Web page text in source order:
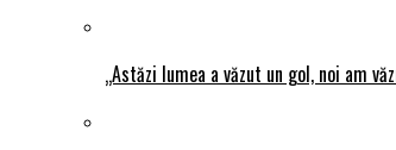
„Astăzi lumea a văzut un gol, noi am